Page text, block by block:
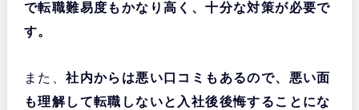
で転職難易度もかなり高く、十分な対策が必要で
す。
また、社内からは悪い口コミもあるので、悪い面
も理解して転職しないと入社後後悔することにな